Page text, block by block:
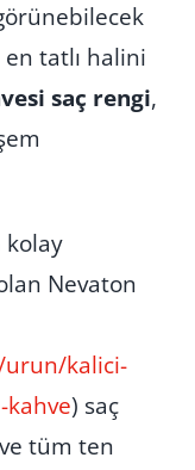
tatlı halini
saç rengi,
kolay
Nevaton
kalici-
kahve) saç
tüm ten